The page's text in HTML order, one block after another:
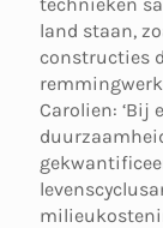
land staan,
constructies
Carolien: ‘Bij